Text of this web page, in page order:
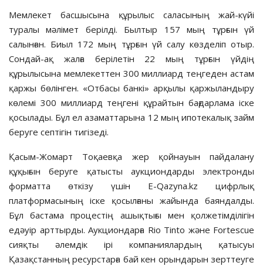
Мемлекет басшысына құрылыс саласының жай-күйі
туралы мәлімет берілді. Былтыр 157 мың тұрғын үй
салынған. Биыл 172 мың тұрғын үй салу көзделіп отыр.
Сондай-ақ жалға берілетін 22 мың тұрғын үйдің
құрылысына мемлекеттен 300 миллиард теңгеден астам
қаржы бөлінген. «Отбасы банкі» арқылы қаржыландыру
көлемі 300 миллиард теңгені құрайтын бағдарлама іске
қосылады. Бұл ел азаматтарына 12 мың ипотекалық займ
беруге септігін тигізеді.
Қасым-Жомарт Тоқаевқа жер қойнауын пайдалану
құқығын беруге қатысты аукциондарды электронды
форматта өткізу үшін E-Qazyna.kz цифрлық
платформасының іске қосылғаны жайында баяндалды.
Бұл бастама процестің ашықтығы мен қолжетімділігін
едәуір арттырды. Аукциондарға Rio Tinto және Fortescue
сияқты әлемдік ірі компаниялардың қатысуы
Қазақстанның ресурстарға бай кен орындарын зерттеуге